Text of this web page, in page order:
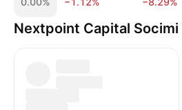
Nextpoint Capital Socimi